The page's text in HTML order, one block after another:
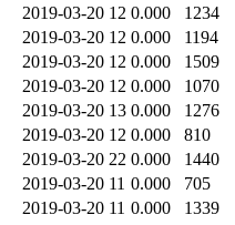
2019-03-20 12 0.000
1234
2019-03-20 12 0.000
1194
2019-03-20 12 0.000
1509
2019-03-20 12 0.000
1070
2019-03-20 13 0.000
1276
2019-03-20 12 0.000
810
2019-03-20 22 0.000
1440
2019-03-20 11 0.000
705
2019-03-20 11 0.000
1339